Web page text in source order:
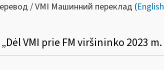
/ VMI Машинний переклад (English